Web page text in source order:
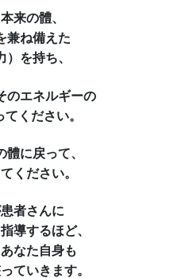
来の體、
兼ね備えた
）を持ち、
のエネルギーの
ください。
體に戻って、
ください。
者さんに
導するほど、
なた自身も
ていきます。